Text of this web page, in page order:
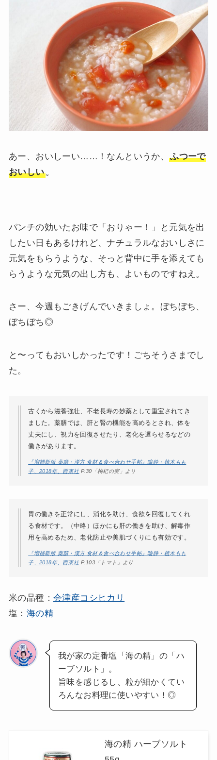
あー、おいしーい……！なんというか、ふつーで
おいしい。
パンチの効いたお味で「おりゃー！」と元気を出
したい日もあるけれど、ナチュラルなおいしさに
元気をもらうような、そっと背中に手を添えても
らうような元気の出し方も、よいものですねえ。
さー、今週もごきげんでいきましょ。ぼちぼち、
ぼちぼち◎
と〜ってもおいしかったです！ごちそうさまでし
た。
古くから滋養強壮、不老長寿の妙薬として重宝されてき
ました。薬膳では、肝と腎の機能を高めるとされ、体を
丈夫にし、視力を回復させたり、老化を遅らせるなどの
働きがあります。
『増補新版 薬膳・漢方 食材＆食べ合わせ手帖』喩静・植木もも
子、2018年、西東社 P.30「枸杞の実」より
胃の働きを正常にし、消化を助け、食欲を回復してくれ
る食材です。（中略）ほかにも肝の働きを助け、解毒作
用を高めるため、老化防止や美肌づくりにも有効です。
『増補新版 薬膳・漢方 食材＆食べ合わせ手帖』喩静・植木もも
子、2018年、西東社 P.103「トマト」より
米の品種： 会津産コシヒカリ
塩： 海の精
我が家の定番塩「海の精」の「ハ
ーブソルト」。
旨味を感じるし、粒が細かくてい
ろんなお料理に使いやすい！◎
海の精 ハーブソルト